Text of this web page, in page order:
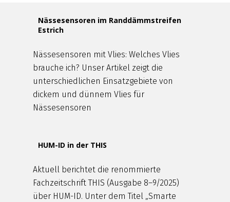
Nässesensoren im Randdämmstreifen
Estrich
Nässesensoren mit Vlies: Welches Vlies
brauche ich? Unser Artikel zeigt die
unterschiedlichen Einsatzgebiete von
dickem und dünnem Vlies für
Nässesensoren
HUM-ID in der THIS
Aktuell berichtet die renommierte
Fachzeitschrift THIS (Ausgabe 8–9/2025)
über HUM-ID. Unter dem Titel „Smarte